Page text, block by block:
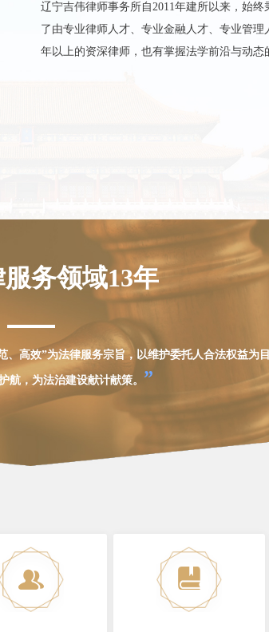
辽宁吉伟律师事务所自2011年建所以来，始
了由专业律师人才、专业金融人才、专业管
年以上的资深律师，也有掌握法学前沿与动态
务领域13年
、高效”为法律服务宗旨，以维护委托人合法权益为目
航，为法治建设献计献策。 ”